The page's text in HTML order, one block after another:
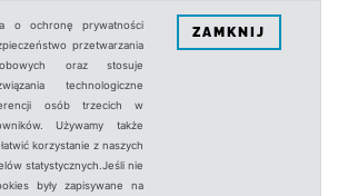
o ochronę prywatności
przetwarzania
oraz stosuje
technologiczne
osób trzecich w
Używamy także
korzystanie z naszych
statystycznych.Jeśli nie
były zapisywane na
ZAMKNIJ